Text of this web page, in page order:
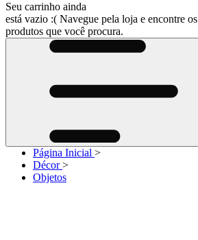
Seu carrinho ainda
está vazio :( Navegue pela loja e encontre os
produtos que você procura.
Página Inicial >
Décor>
Objetos